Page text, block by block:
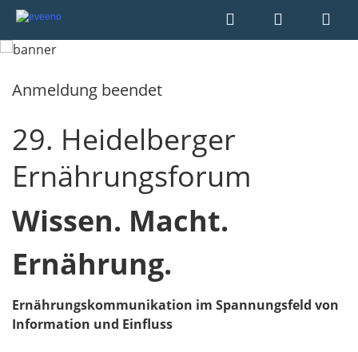
Anmeldung beendet
29. Heidelberger
Ernährungsforum
Wissen. Macht.
Ernährung.
Ernährungskommunikation im Spannungsfeld von
Information und Einfluss